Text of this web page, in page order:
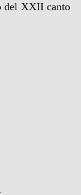
del XXII canto